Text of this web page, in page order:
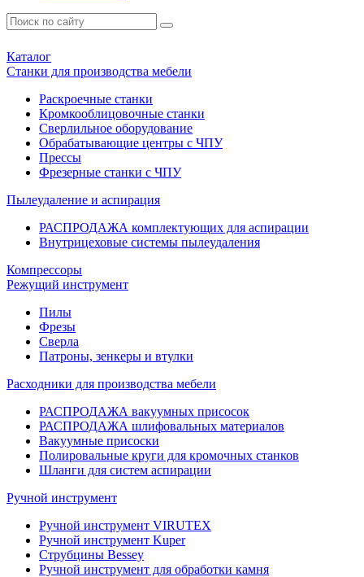
Каталог
Станки для производства мебели
Раскроечные станки
Кромкооблицовочные станки
Сверлильное оборудование
Обрабатывающие центры с ЧПУ
Прессы
Фрезерные станки с ЧПУ
Пылеудаление и аспирация
РАСПРОДАЖА комплектующих для аспирации
Внутрицеховые системы пылеудаления
Компрессоры
Режущий инструмент
Пилы
Фрезы
Сверла
Патроны, зенкеры и втулки
Расходники для производства мебели
РАСПРОДАЖА вакуумных присосок
РАСПРОДАЖА шлифовальных материалов
Вакуумные присоски
Полировальные круги для кромочных станков
Шланги для систем аспирации
Ручной инструмент
Ручной инструмент VIRUTEX
Ручной инструмент Kuper
Струбцины Bessey
Ручной инструмент для обработки камня